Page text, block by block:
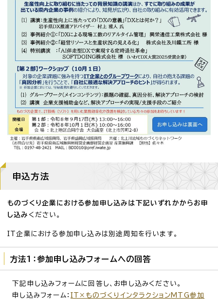
申込方法
ものづくり企業における参加申し込みは下記いずれかからお申
し込み ください。
IT企業における参加申し込みは別途周知を行います。
方法1：参加申し込みフォームへの回答
下記申し込みフォームに回答し、お申し込みください。
申し込みフォーム：
IT×ものづくりインタラクション MTG参加